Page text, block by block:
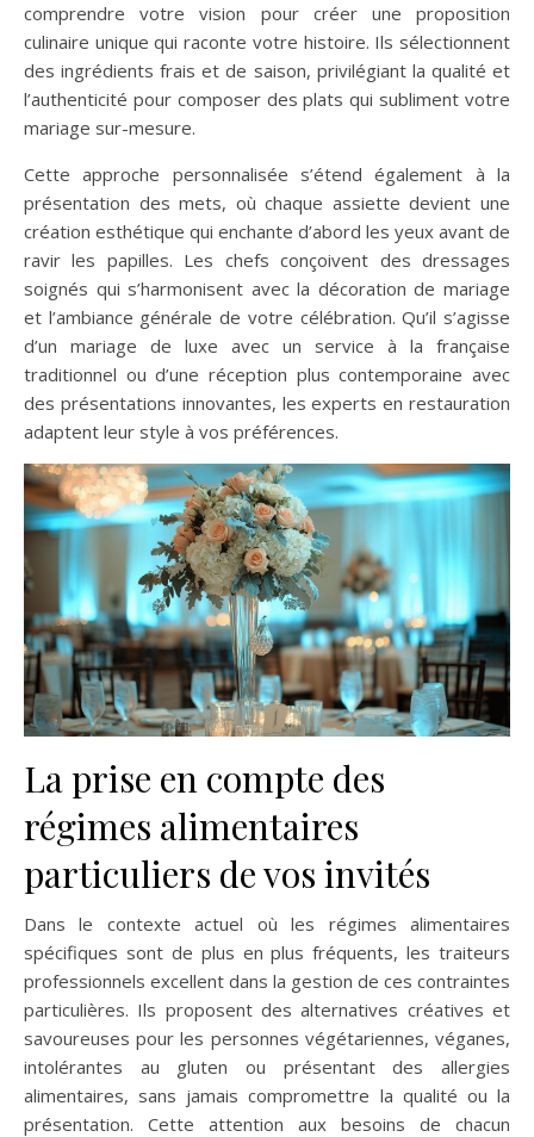
comprendre votre vision pour créer une proposition
culinaire unique qui raconte votre histoire. Ils sélectionnent
des ingrédients frais et de saison, privilégiant la qualité et
l’authenticité pour composer des plats qui subliment votre
mariage sur-mesure.
Cette approche personnalisée s’étend également à la
présentation des mets, où chaque assiette devient une
création esthétique qui enchante d’abord les yeux avant de
ravir les papilles. Les chefs conçoivent des dressages
soignés qui s’harmonisent avec la décoration de mariage
et l’ambiance générale de votre célébration. Qu’il s’agisse
d’un mariage de luxe avec un service à la française
traditionnel ou d’une réception plus contemporaine avec
des présentations innovantes, les experts en restauration
adaptent leur style à vos préférences.
La prise en compte des
régimes alimentaires
particuliers de vos invités
Dans le contexte actuel où les régimes alimentaires
spécifiques sont de plus en plus fréquents, les traiteurs
professionnels excellent dans la gestion de ces contraintes
particulières. Ils proposent des alternatives créatives et
savoureuses pour les personnes végétariennes, véganes,
intolérantes au gluten ou présentant des allergies
alimentaires, sans jamais compromettre la qualité ou la
présentation. Cette attention aux besoins de chacun